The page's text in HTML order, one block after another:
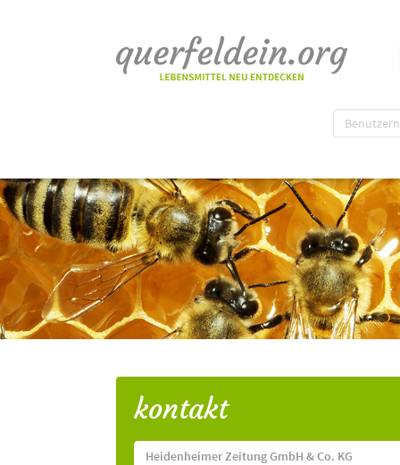
kontakt
Heidenheimer Zeitung GmbH & Co. KG